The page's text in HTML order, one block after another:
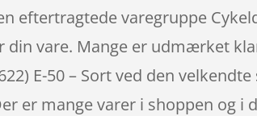
eftertragtede varegruppe
din vare. Mange er udmærket
E-50 – Sort ved den
er mange varer i shoppen og i